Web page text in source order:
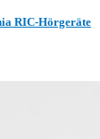
RIC-Hörgeräte